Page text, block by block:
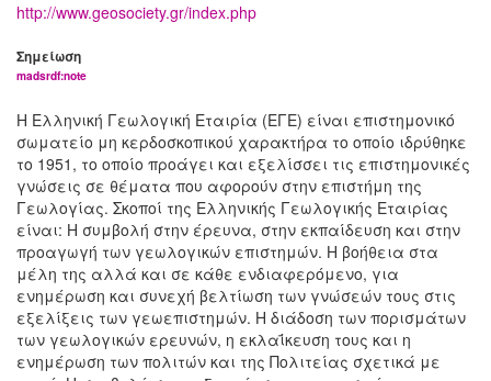
http://www.geosociety.gr/index.php
Σημείωση
madsrdf:note
Η Ελληνική Γεωλογική Εταιρία (ΕΓΕ) είναι επιστημονικό
σωματείο μη κερδοσκοπικού χαρακτήρα το οποίο ιδρύθηκε
το 1951, το οποίο προάγει και εξελίσσει τις επιστημονικές
γνώσεις σε θέματα που αφορούν στην επιστήμη της
Γεωλογίας. Σκοποί της Ελληνικής Γεωλογικής Εταιρίας
είναι: Η συμβολή στην έρευνα, στην εκπαίδευση και στην
προαγωγή των γεωλογικών επιστημών. Η βοήθεια στα
μέλη της αλλά και σε κάθε ενδιαφερόμενο, για
ενημέρωση και συνεχή βελτίωση των γνώσεών τους στις
εξελίξεις των γεωεπιστημών. Η διάδοση των πορισμάτων
των γεωλογικών ερευνών, η εκλαΐκευση τους και η
ενημέρωση των πολιτών και της Πολιτείας σχετικά με